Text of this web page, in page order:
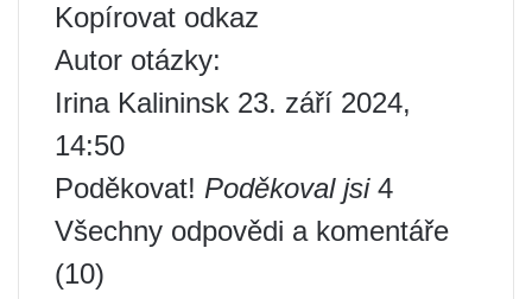
Kopírovat odkaz
Autor otázky:
Irina Kalininsk 23. září 2024,
14:50
Poděkovat! Poděkoval jsi4
Všechny odpovědi a komentáře
(10)